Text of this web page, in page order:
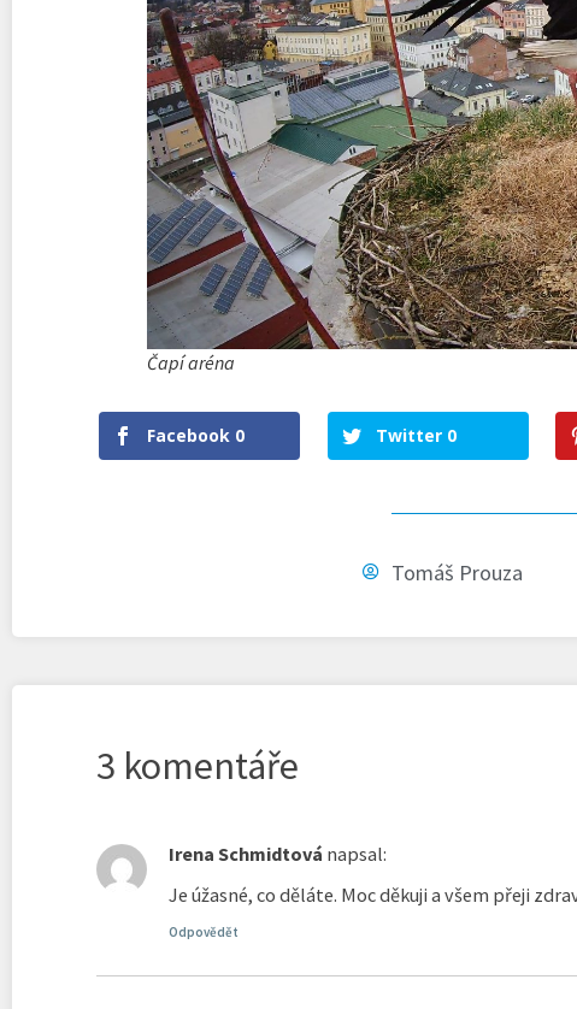
Čapí aréna
Facebook 0 Twitter 0
Tomáš Prouza
3 komentáře
Irena Schmidtová napsal:
Je úžasné, co děláte. Moc děkuji a všem přeji
Odpovědět